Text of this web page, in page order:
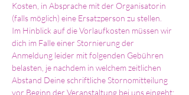
Kosten, in Absprache mit der Organisatorin
(falls möglich) eine Ersatzperson zu stellen.
Im Hinblick auf die Vorlaufkosten müssen wir
dich im Falle einer Stornierung der
Anmeldung leider mit folgenden Gebühren
belasten, je nachdem in welchem zeitlichen
Abstand Deine schriftliche Stornomitteilung
vor Beginn der Veranstaltung bei uns eingeht: